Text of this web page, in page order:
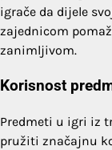
igrače da dijele
zajednicom
zanimljivom.
Korisnost
Predmeti u igri iz
pružiti značajnu